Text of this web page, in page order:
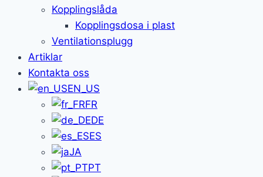
Kopplingslåda
Kopplingsdosa i plast
Ventilationsplugg
Artiklar
Kontakta oss
EN_US
FR
DE
ES
JA
PT